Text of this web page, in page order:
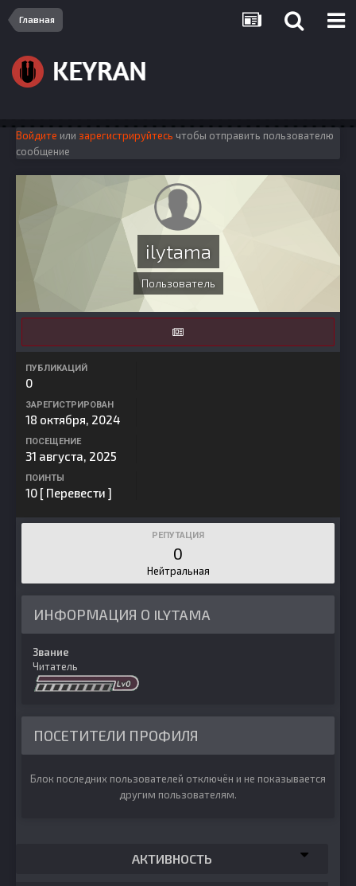
Главная
Войдите или зарегистрируйтесь чтобы отправить пользователю
сообщение
ilytama
Пользователь
ПУБЛИКАЦИЙ
0
ЗАРЕГИСТРИРОВАН
18 октября, 2024
ПОСЕЩЕНИЕ
31 августа, 2025
ПОИНТЫ
10 [ Перевести ]
РЕПУТАЦИЯ
0
Нейтральная
ИНФОРМАЦИЯ О ILYTAMA
Звание
Читатель
ПОСЕТИТЕЛИ ПРОФИЛЯ
Блок последних пользователей отключён и не показывается
другим пользователям.
АКТИВНОСТЬ